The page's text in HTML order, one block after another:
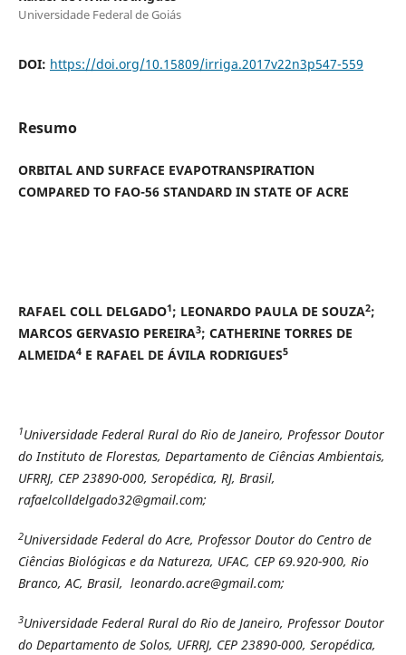
Universidade Federal de Goiás
DOI: https://doi.org/10.15809/irriga.2017v22n3p547-559
Resumo
ORBITAL AND SURFACE EVAPOTRANSPIRATION
COMPARED TO FAO-56 STANDARD IN STATE OF ACRE
RAFAEL COLL DELGADO1; LEONARDO PAULA DE SOUZA2;
MARCOS GERVASIO PEREIRA3; CATHERINE TORRES DE
ALMEIDA4E RAFAEL DE ÁVILA RODRIGUES5
1Universidade Federal Rural do Rio de Janeiro, Professor Doutor
do Instituto de Florestas, Departamento de Ciências Ambientais,
UFRRJ, CEP 23890-000, Seropédica, RJ, Brasil,
rafaelcolldelgado32@gmail.com;
2Universidade Federal do Acre, Professor Doutor do Centro de
Ciências Biológicas e da Natureza, UFAC, CEP 69.920-900, Rio
Branco, AC, Brasil, leonardo.acre@gmail.com;
3Universidade Federal Rural do Rio de Janeiro, Professor Doutor
do Departamento de Solos, UFRRJ, CEP 23890-000, Seropédica,